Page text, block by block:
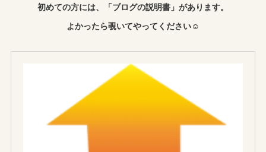
初めての方には、「ブログの説明書」があります。
よかったら覗いてやってください☺︎